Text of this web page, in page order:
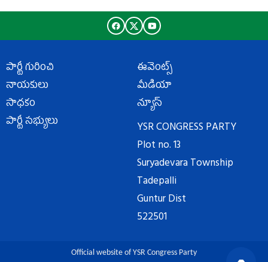
పార్టీ గురించి
నాయకులు
సాధకం
పార్టీ సభ్యులు
ఈవెంట్స్
మీడియా
న్యూస్
YSR CONGRESS PARTY
Plot no. 13
Suryadevara Township
Tadepalli
Guntur Dist
522501
Official website of YSR Congress Party